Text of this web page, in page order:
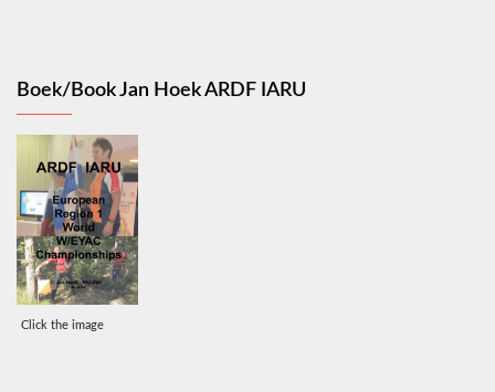
Boek/Book Jan Hoek ARDF IARU
Click the image